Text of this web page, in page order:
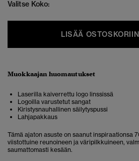
Valitse Koko:
LISÄÄ OSTOSKORIIN
Muokkaajan huomautukset
Laserilla kaiverrettu logo linssissä
Logoilla varustetut sangat
Kiristysnauhallinen säilytyspussi
Lahjapakkaus
Tämä ajaton asuste on saanut inspiraationsa
viistottuine reunoineen ja väripilkkuineen,
saumattomasti kesään.